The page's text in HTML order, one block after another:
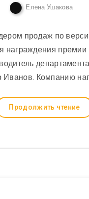
Елена Ушакова
продаж по
премии
Иванов. Компанию
Продолжить чтение